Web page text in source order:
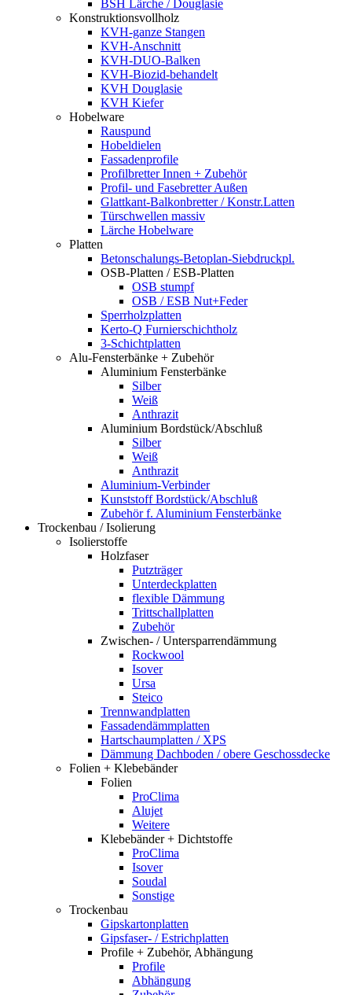
BSH Lärche / Douglasie
Konstruktionsvollholz
KVH-ganze Stangen
KVH-Anschnitt
KVH-DUO-Balken
KVH-Biozid-behandelt
KVH Douglasie
KVH Kiefer
Hobelware
Rauspund
Hobeldielen
Fassadenprofile
Profilbretter Innen + Zubehör
Profil- und Fasebretter Außen
Glattkant-Balkonbretter / Konstr.Latten
Türschwellen massiv
Lärche Hobelware
Platten
Betonschalungs-Betoplan-Siebdruckpl.
OSB-Platten / ESB-Platten
OSB stumpf
OSB / ESB Nut+Feder
Sperrholzplatten
Kerto-Q Furnierschichtholz
3-Schichtplatten
Alu-Fensterbänke + Zubehör
Aluminium Fensterbänke
Silber
Weiß
Anthrazit
Aluminium Bordstück/Abschluß
Silber
Weiß
Anthrazit
Aluminium-Verbinder
Kunststoff Bordstück/Abschluß
Zubehör f. Aluminium Fensterbänke
Trockenbau / Isolierung
Isolierstoffe
Holzfaser
Putzträger
Unterdeckplatten
flexible Dämmung
Trittschallplatten
Zubehör
Zwischen- / Untersparrendämmung
Rockwool
Isover
Ursa
Steico
Trennwandplatten
Fassadendämmplatten
Hartschaumplatten / XPS
Dämmung Dachboden / obere Geschossdecke
Folien + Klebebänder
Folien
ProClima
Alujet
Weitere
Klebebänder + Dichtstoffe
ProClima
Isover
Soudal
Sonstige
Trockenbau
Gipskartonplatten
Gipsfaser- / Estrichplatten
Profile + Zubehör, Abhängung
Profile
Abhängung